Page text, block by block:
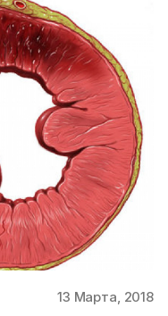
13 Марта, 2018